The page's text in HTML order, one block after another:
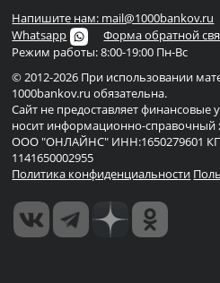
Напишите нам: mail@1000bankov.ru
Whatsapp
Форма обратной
Режим работы: 8:00-19:00 Пн-Вс
© 2012-2026 При использовании
1000bankov.ru обязательна.
Сайт не предоставляет финансовые
носит информационно-справочный
ООО "ОНЛАЙНС" ИНН:1650279601
1141650002955
Политика конфиденциальности